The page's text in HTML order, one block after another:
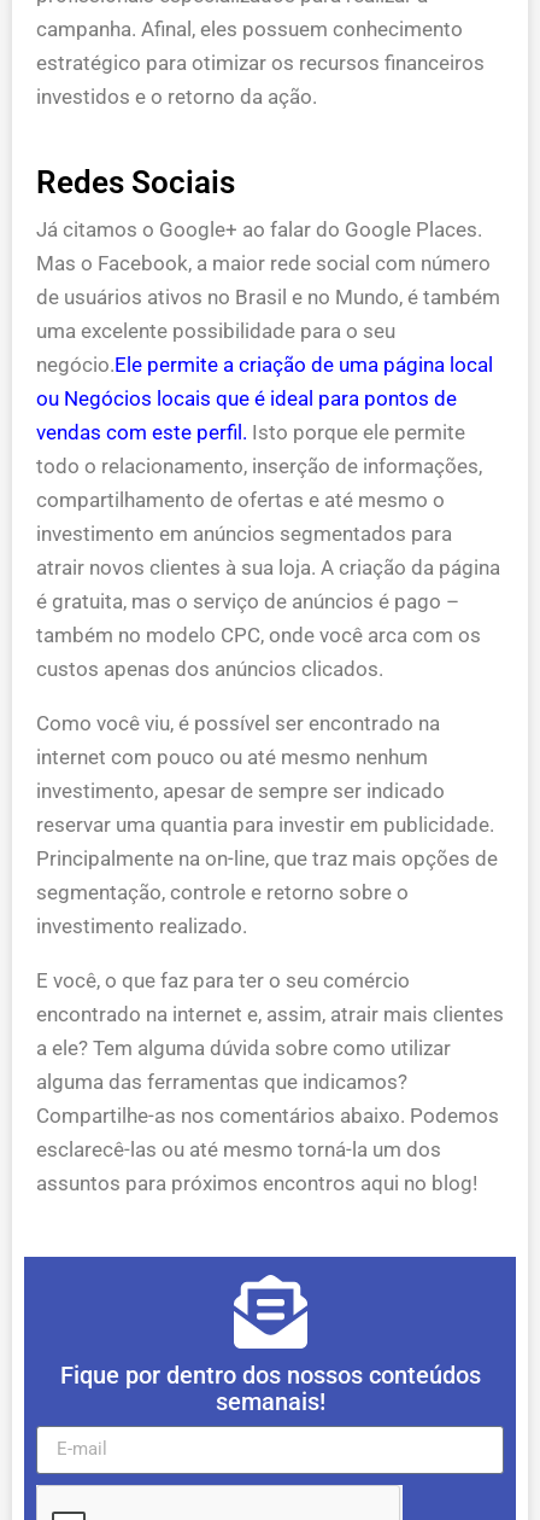
campanha. Afinal, eles possuem conhecimento
estratégico para otimizar os recursos financeiros
investidos e o retorno da ação.
Redes Sociais
Já citamos o Google+ ao falar do Google Places.
Mas o Facebook, a maior rede social com número
de usuários ativos no Brasil e no Mundo, é também
uma excelente possibilidade para o seu
negócio.Ele permite a criação de uma página local
ou Negócios locais que é ideal para pontos de
vendas com este perfil. Isto porque ele permite
todo o relacionamento, inserção de informações,
compartilhamento de ofertas e até mesmo o
investimento em anúncios segmentados para
atrair novos clientes à sua loja. A criação da página
é gratuita, mas o serviço de anúncios é pago –
também no modelo CPC, onde você arca com os
custos apenas dos anúncios clicados.
Como você viu, é possível ser encontrado na
internet com pouco ou até mesmo nenhum
investimento, apesar de sempre ser indicado
reservar uma quantia para investir em publicidade.
Principalmente na on-line, que traz mais opções de
segmentação, controle e retorno sobre o
investimento realizado.
E você, o que faz para ter o seu comércio
encontrado na internet e, assim, atrair mais clientes
a ele? Tem alguma dúvida sobre como utilizar
alguma das ferramentas que indicamos?
Compartilhe-as nos comentários abaixo. Podemos
esclarecê-las ou até mesmo torná-la um dos
assuntos para próximos encontros aqui no blog!
Fique por dentro dos nossos conteúdos
semanais!